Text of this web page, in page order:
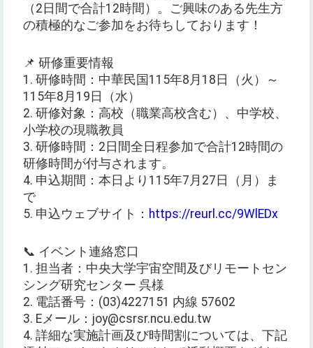
（2日間で合計12時間）。ご興味のある先生方
の積極的なご参加をお待ちしております！
📌 研修重要情報
1. 研修時間：中華民国115年8月18日（火）～
115年8月19日（水）
2. 研修対象：高校（職業高校含む）、中学校、
小学校の現職教員
3. 研修時間：2日間全日程参加で合計12時間の
研修時間が付与されます。
4. 申込期間：本日より115年7月27日（月）ま
で
5. 申込ウェブサイト： https://reurl.cc/9WlEDx
📞 イベント連絡窓口
1. 担当者：中央大学宇宙空間及びリモートセン
シング研究センター 呉様
2. 電話番号：(03)4227151 内線 57602
3. Eメール：joy@csrsr.ncu.edu.tw
4. 詳細な実施計画及び時間割については、下記